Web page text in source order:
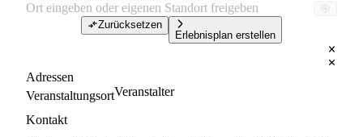
Zurücksetzen
Erlebnisplan erstellen
Adressen
VeranstaltungsortVeranstalter
Kontakt